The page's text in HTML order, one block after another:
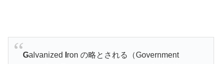
Galvanized
ron の略とされる（Government